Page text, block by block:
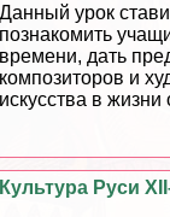
Данный урок
познакомить
времени, дать
композиторов и
искусства в жизни
Культура Руси